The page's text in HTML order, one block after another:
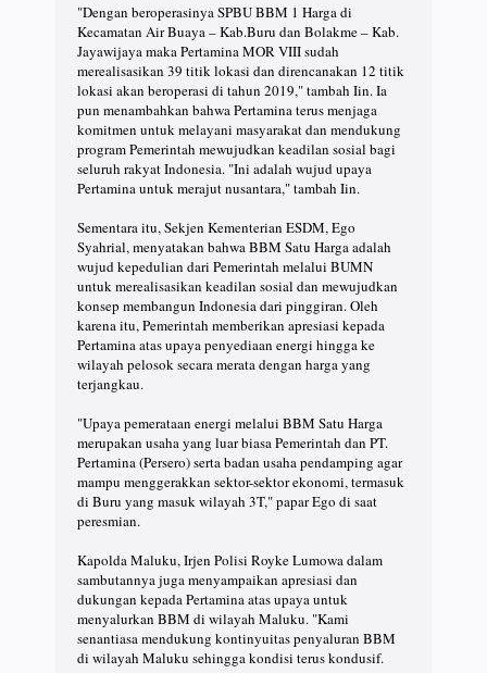
"Dengan beroperasinya SPBU BBM 1 Harga di
Kecamatan Air Buaya – Kab.Buru dan Bolakme – Kab.
Jayawijaya maka Pertamina MOR VIII sudah
merealisasikan 39 titik lokasi dan direncanakan 12 titik
lokasi akan beroperasi di tahun 2019," tambah Iin. Ia
pun menambahkan bahwa Pertamina terus menjaga
komitmen untuk melayani masyarakat dan mendukung
program Pemerintah mewujudkan keadilan sosial bagi
seluruh rakyat Indonesia. "Ini adalah wujud upaya
Pertamina untuk merajut nusantara," tambah Iin.
Sementara itu, Sekjen Kementerian ESDM, Ego
Syahrial, menyatakan bahwa BBM Satu Harga adalah
wujud kepedulian dari Pemerintah melalui BUMN
untuk merealisasikan keadilan sosial dan mewujudkan
konsep membangun Indonesia dari pinggiran. Oleh
karena itu, Pemerintah memberikan apresiasi kepada
Pertamina atas upaya penyediaan energi hingga ke
wilayah pelosok secara merata dengan harga yang
terjangkau.
"Upaya pemerataan energi melalui BBM Satu Harga
merupakan usaha yang luar biasa Pemerintah dan PT.
Pertamina (Persero) serta badan usaha pendamping agar
mampu menggerakkan sektor-sektor ekonomi, termasuk
di Buru yang masuk wilayah 3T," papar Ego di saat
peresmian.
Kapolda Maluku, Irjen Polisi Royke Lumowa dalam
sambutannya juga menyampaikan apresiasi dan
dukungan kepada Pertamina atas upaya untuk
menyalurkan BBM di wilayah Maluku. "Kami
senantiasa mendukung kontinyuitas penyaluran BBM
di wilayah Maluku sehingga kondisi terus kondusif.